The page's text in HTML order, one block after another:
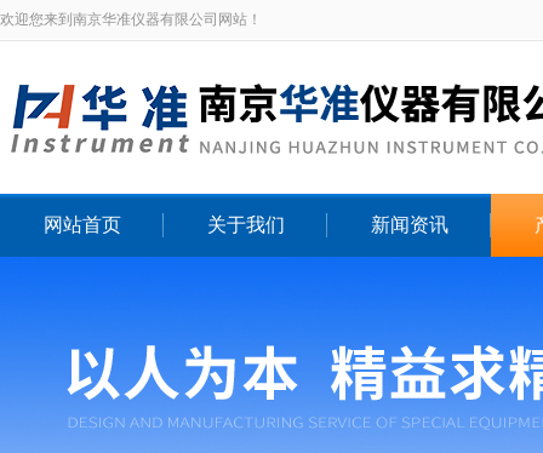
欢迎您来到南京华准仪器有限公司网站！
网站首页 关于我们 新闻资讯